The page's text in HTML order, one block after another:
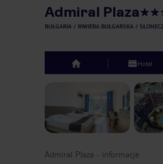
Admiral Plaza
BUŁGARIA RIWIERA BUŁGARSKA
top Hotel
Admiral Plaza - informacje